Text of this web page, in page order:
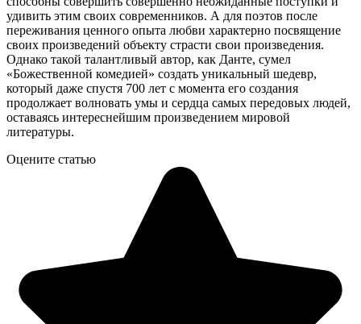
удивить этим своих современников. А для поэтов после
переживания ценного опыта любви характерно посвящение
своих произведений объекту страсти свои произведения.
Однако такой талантливый автор, как Данте, сумел
«Божественной комедией» создать уникальный шедевр,
который даже спустя 700 лет с момента его создания
продолжает волновать умы и сердца самых передовых людей,
оставаясь интереснейшим произведением мировой
литературы.
Оцените статью